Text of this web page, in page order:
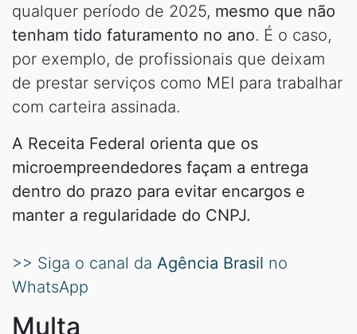
qualquer período de 2025, mesmo que não
tenham tido faturamento no ano. É o caso,
por exemplo, de profissionais que deixam
de prestar serviços como MEI para trabalhar
com carteira assinada.
A Receita Federal orienta que os
microempreendedores façam a entrega
dentro do prazo para evitar encargos e
manter a regularidade do CNPJ.
>> Siga o canal da Agência Brasil no
WhatsApp
Multa